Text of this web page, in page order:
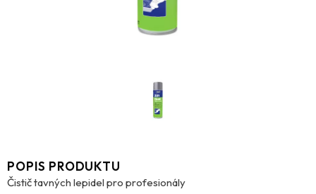
POPIS PRODUKTU
Čistič tavných lepidel pro profesionály